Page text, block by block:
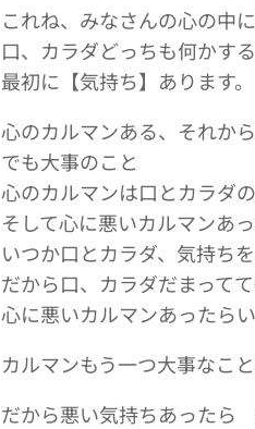
これね、みなさんの心の中
口、カラダどっちも何かする
最初に【気持ち】あります。
心のカルマンある、それか
でも大事のこと
心のカルマンは口とカラダ
そして心に悪いカルマンあ
いつか口とカラダ、気持ち
だから口、カラダだまって
心に悪いカルマンあったら
カルマンもう一つ大事なこ
だから悪い気持ちあったら